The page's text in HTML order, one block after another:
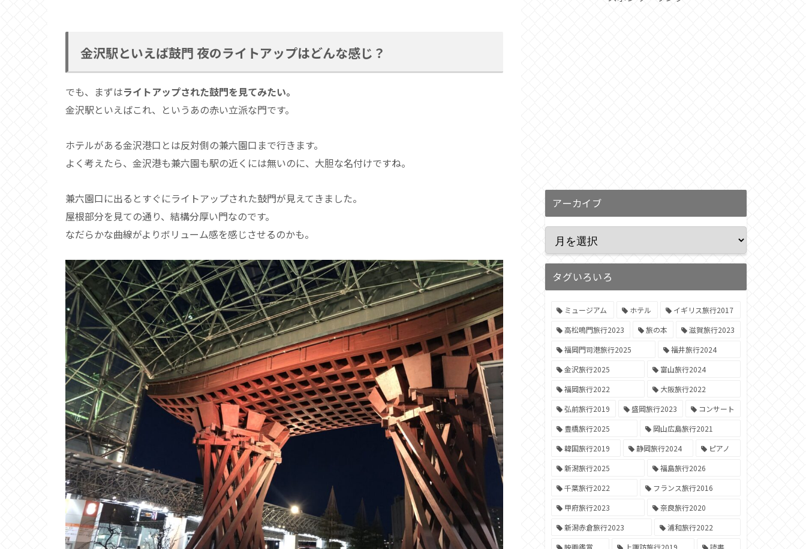
金沢駅といえば鼓門 夜のライトアップはどんな感じ？
でも、まずはライトアップされた鼓門を見てみたい。
金沢駅といえばこれ、というあの赤い立派な門です。
ホテルがある金沢港口とは反対側の兼六園口まで行きます。
よく考えたら、金沢港も兼六園も駅の近くには無いのに、大胆な名付けですね。
兼六園口に出るとすぐにライトアップされた鼓門が見えてきました。
屋根部分を見ての通り、結構分厚い門なのです。
なだらかな曲線がよりボリューム感を感じさせるのかも。
アーカイブ
タグいろいろ
ミュージアム ホテル
イギリス旅行2017
高松鳴門旅行2023
旅の本
滋賀旅行2023
福岡門司港旅行2025
福井旅行2024
金沢旅行2025
富山旅行2024
福岡旅行2022
大阪旅行2022
弘前旅行2019
盛岡旅行2023
コンサート
豊橋旅行2025
岡山広島旅行2021
韓国旅行2019
静岡旅行2024
ピアノ
新潟旅行2025
福島旅行2026
千葉旅行2022
フランス旅行2016
甲府旅行2023
奈良旅行2020
新潟赤倉旅行2023
浦和旅行2022